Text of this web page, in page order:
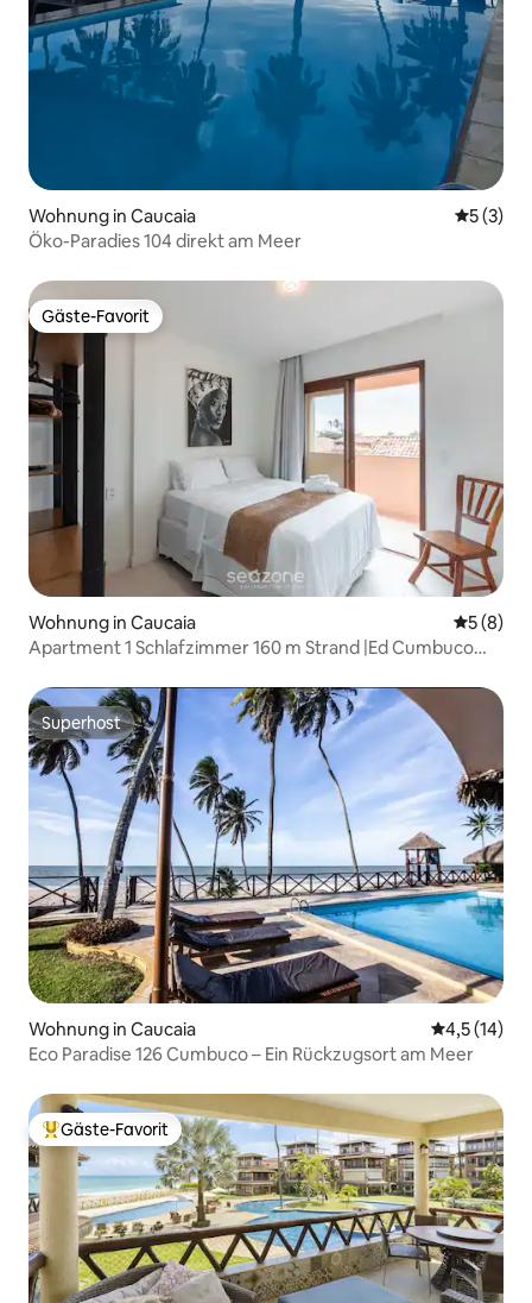
Wohnung in Caucaia
5 (3)
Öko-Paradies 104 direkt am Meer
Gäste-Favorit
Gäste-Favorit
Wohnung in Caucaia
5 (8)
Apartment 1 Schlafzimmer 160 m Strand |Ed Cumbuco
Superhost
Superhost
Wohnung in Caucaia
4,5 (14)
Eco Paradise 126 Cumbuco – Ein Rückzugsort am Meer
Beliebter Gäste-Favorit.
Gäste-Favorit